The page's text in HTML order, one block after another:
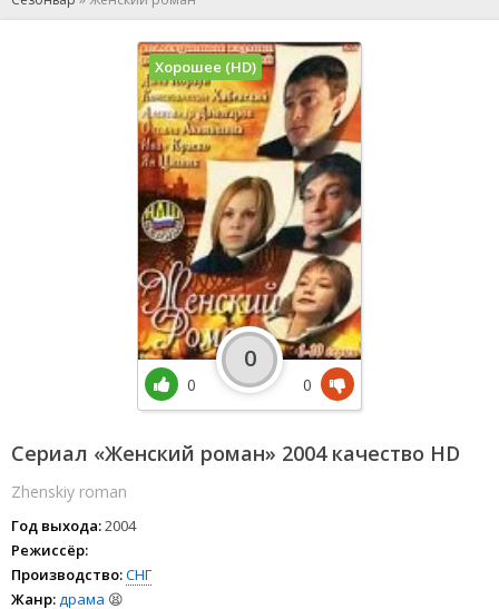
Сериал «Женский роман» 2004 качество HD
Zhenskiy roman
Год выхода:2004
Режиссёр:
Производство:СНГ
Жанр:драма 😫
Хорошее (HD)
0
0
0